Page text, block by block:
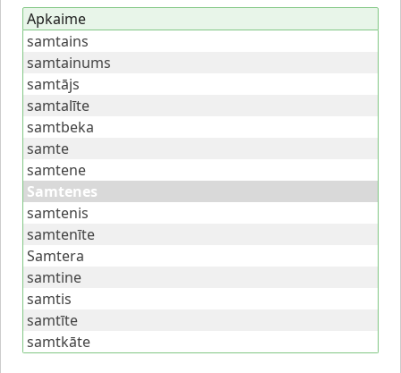
Apkaime
samtains
samtainums
samtājs
samtalīte
samtbeka
samte
samtene
Samtenes
samtenis
samtenīte
Samtera
samtine
samtis
samtīte
samtkāte